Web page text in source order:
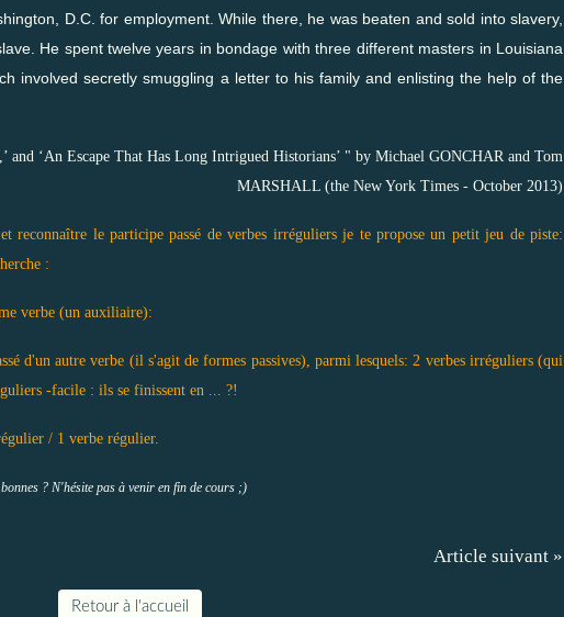
D.C. for employment. While there, he was beaten and sold into slavery,
He spent twelve years in bondage with three different masters in Louisiana
involved secretly smuggling a letter to his family and enlisting the help of the
and ‘An Escape That Has Long Intrigued Historians’ " by Michael GONCHAR and Tom
MARSHALL (the New York Times - October 2013)
le participe passé de verbes irréguliers je te propose un petit jeu de piste:
:
verbe (un auxiliaire):
d'un autre verbe (il s'agit de formes passives), parmi lesquels: 2 verbes irréguliers (qui
-facile : ils se finissent en ... ?!
/ 1 verbe régulier.
? N'hésite pas à venir en fin de cours ;)
Article suivant »
Retour à l'accueil